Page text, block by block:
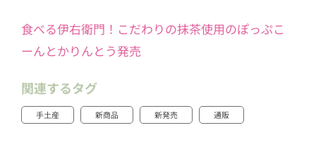
食べる伊右衛門！こだわりの抹茶使用のぽっぷこ
ーんとかりんとう発売
関連するタグ
手土産 新商品 新発売 通販